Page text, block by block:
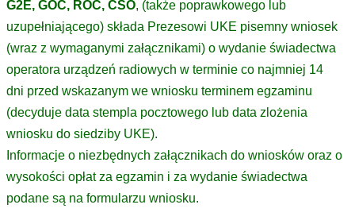
G2E, GOC, ROC, CSO, (także poprawkowego lub
uzupełniającego) składa Prezesowi UKE pisemny wniosek
(wraz z wymaganymi załącznikami) o wydanie świadectwa
operatora urządzeń radiowych w terminie co najmniej 14
dni przed wskazanym we wniosku terminem egzaminu
(decyduje data stempla pocztowego lub data zlożenia
wniosku do siedziby UKE).
Informacje o niezbędnych załącznikach do wniosków oraz o
wysokości opłat za egzamin i za wydanie świadectwa
podane są na formularzu wniosku.